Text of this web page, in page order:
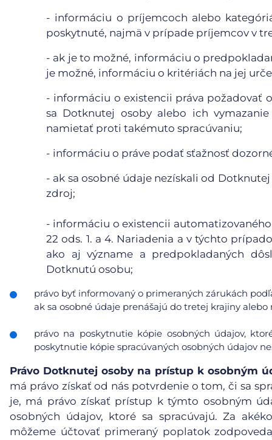
- informáciu o príjemcoch alebo
poskytnuté, najmä v prípade príjemcov v
- ak je to možné, informáciu o
je možné, informáciu o kritériách na jej
- informáciu o existencii práva požadovať
sa Dotknutej osoby alebo ich
namietať proti takémuto spracúvaniu;
- informáciu o práve podať sťažnosť
- ak sa osobné údaje nezískali od
zdroj;
- informáciu o existencii
22 ods. 1. a 4. Nariadenia a v týchto
ako aj význame a predpokladaných
Dotknutú osobu;
právo byť informovaný o primeraných zárukách
ak sa osobné údaje prenášajú do tretej krajiny
právo na poskytnutie kópie osobných údajov,
poskytnutie kópie spracúvaných osobných údajov
Právo Dotknutej osoby na prístup k osobným
má právo získať od nás potvrdenie o tom, či sa
je, má právo získať prístup k týmto osobným
osobných údajov, ktoré sa spracúvajú. Za
môžeme účtovať primeraný poplatok